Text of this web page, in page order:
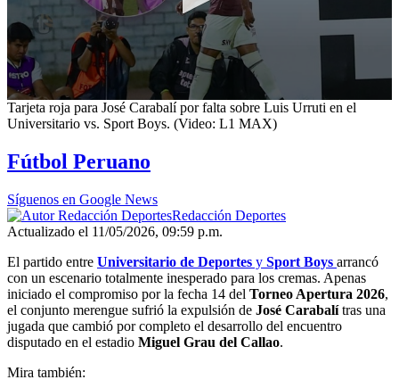
0
seconds
minutes,
34
seconds
Tarjeta roja para José Carabalí por falta sobre Luis Urruti en el
Universitario vs. Sport Boys. (Video: L1 MAX)
Fútbol Peruano
Síguenos en Google News
Redacción Deportes
Actualizado el 11/05/2026, 09:59 p.m.
El partido entre Universitario de Deportes y Sport Boys arrancó
con un escenario totalmente inesperado para los cremas. Apenas
iniciado el compromiso por la fecha 14 del Torneo Apertura 2026,
el conjunto merengue sufrió la expulsión de José Carabalítras una
jugada que cambió por completo el desarrollo del encuentro
disputado en el estadio Miguel Grau del Callao.
Mira también: